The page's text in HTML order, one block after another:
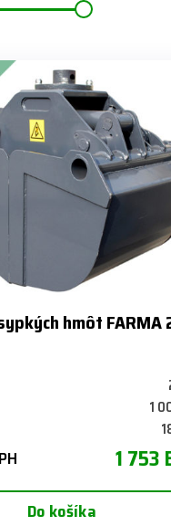
hmôt FARMA
1
1 753
Do košíka